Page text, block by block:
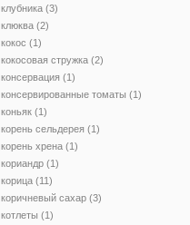
клубника (3)
клюква (2)
кокос (1)
кокосовая стружка (2)
консервация (1)
консервированные томаты (1)
коньяк (1)
корень сельдерея (1)
корень хрена (1)
кориандр (1)
корица (11)
коричневый сахар (3)
котлеты (1)